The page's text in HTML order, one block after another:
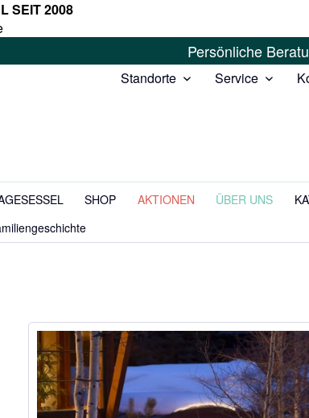
SEIT 2008
Persönliche
Standorte Service
SHOP AKTIONEN ÜBER UNS